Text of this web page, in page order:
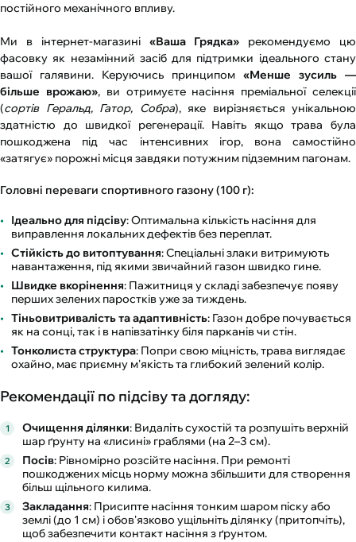
постійного механічного впливу.
Ми в інтернет-магазині «Ваша Грядка» рекомендуємо цю
фасовку як незамінний засіб для підтримки ідеального стану
вашої галявини. Керуючись принципом «Менше зусиль —
більше врожаю», ви отримуєте насіння преміальної селекції
(сортів Геральд, Гатор, Собра), яке вирізняється унікальною
здатністю до швидкої регенерації. Навіть якщо трава була
пошкоджена під час інтенсивних ігор, вона самостійно
«затягує» порожні місця завдяки потужним підземним пагонам.
Головні переваги спортивного газону (100 г):
Ідеально для підсіву: Оптимальна кількість насіння для
виправлення локальних дефектів без переплат.
Стійкість до витоптування: Спеціальні злаки витримують
навантаження, під якими звичайний газон швидко гине.
Швидке вкорінення: Пажитниця у складі забезпечує появу
перших зелених паростків уже за тиждень.
Тіньовитривалість та адаптивність: Газон добре почувається
як на сонці, так і в напівзатінку біля парканів чи стін.
Тонколиста структура: Попри свою міцність, трава виглядає
охайно, має приємну м'якість та глибокий зелений колір.
Рекомендації по підсіву та догляду:
Очищення ділянки: Видаліть сухостій та розпушіть верхній
шар ґрунту на «лисині» граблями (на 2–3 см).
Посів: Рівномірно розсійте насіння. При ремонті
пошкоджених місць норму можна збільшити для створення
більш щільного килима.
Закладання: Присипте насіння тонким шаром піску або
землі (до 1 см) і обов'язково ущільніть ділянку (притопчіть),
щоб забезпечити контакт насіння з ґрунтом.